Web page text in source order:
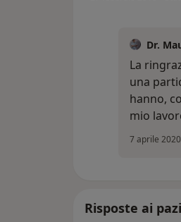
Dr.
La
una
hanno,
mio
7 aprile 2020
Risposte ai